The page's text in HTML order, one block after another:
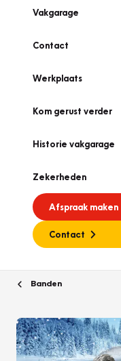
Vakgarage
Contact
Werkplaats
Kom gerust verder
Historie vakgarage
Zekerheden
Afspraak maken
Contact
Banden